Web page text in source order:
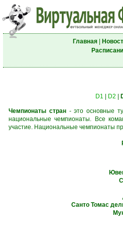
Главная|
D1 D2
Чемпионаты стран- это основные
национальные чемпионаты. Все
участие. Национальные чемпионаты
Санто Томас